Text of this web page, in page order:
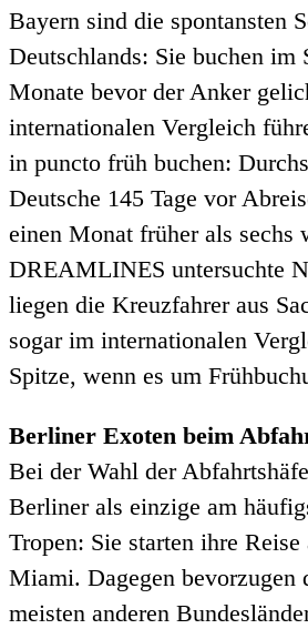
Bayern sind die spontansten
Deutschlands: Sie buchen im
Monate bevor der Anker
internationalen Vergleich
in puncto früh buchen:
Deutsche 145 Tage vor
einen Monat früher als sechs
DREAMLINES untersuchte
liegen die Kreuzfahrer aus
sogar im internationalen
Spitze, wenn es um
Berliner Exoten beim
Bei der Wahl der
Berliner als einzige am
Tropen: Sie starten ihre
Miami. Dagegen bevorzugen
meisten anderen